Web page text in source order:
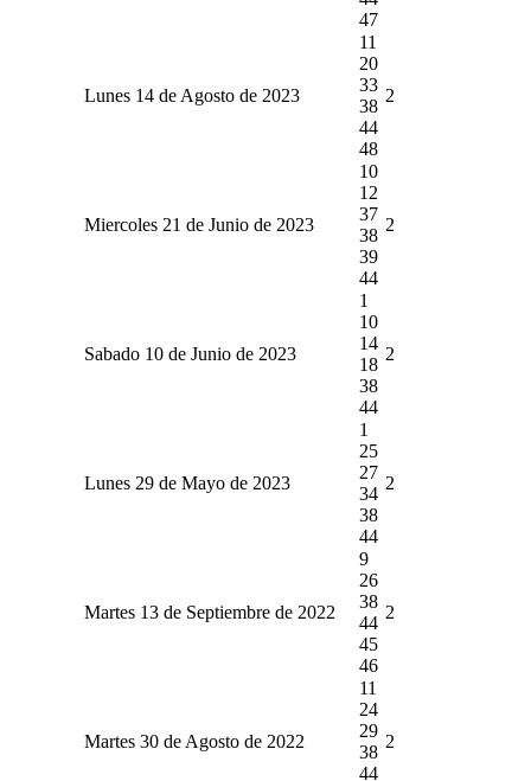
47
Lunes 14 de Agosto de 2023
11
20
33
38
44
48
2
Miercoles 21 de Junio de 2023
10
12
37
38
39
44
2
Sabado 10 de Junio de 2023
1
10
14
18
38
44
2
Lunes 29 de Mayo de 2023
1
25
27
34
38
44
2
Martes 13 de Septiembre de 2022
9
26
38
44
45
46
2
Martes 30 de Agosto de 2022
11
24
29
38
44
2